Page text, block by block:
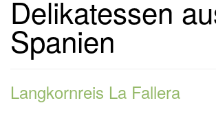
Delikatessen
Spanien
Langkornreis La Fallera